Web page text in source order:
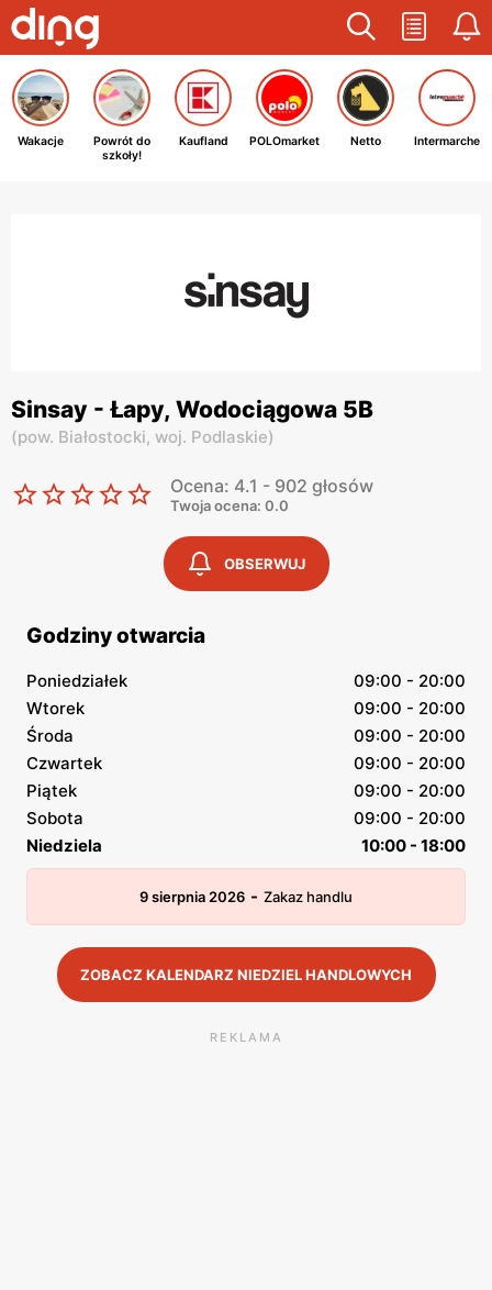
Wakacje
Powrót do
szkoły!
Kaufland POLOmarket Netto Intermarche
Sinsay - Łapy, Wodociągowa 5B
(pow. Białostocki, woj. Podlaskie)
Ocena: 4.1 - 902 głosów
Twoja ocena: 0.0
OBSERWUJ
Godziny otwarcia
Poniedziałek
09:00 - 20:00
Wtorek
09:00 - 20:00
Środa
09:00 - 20:00
Czwartek
09:00 - 20:00
Piątek
09:00 - 20:00
Sobota
09:00 - 20:00
Niedziela
10:00 - 18:00
9 sierpnia 2026 - Zakaz handlu
ZOBACZ KALENDARZ NIEDZIEL HANDLOWYCH
REKLAMA